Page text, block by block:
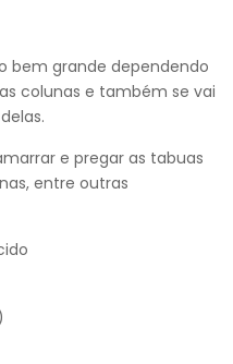
bem grande dependendo
colunas e também se vai
e pregar as tabuas
entre outras